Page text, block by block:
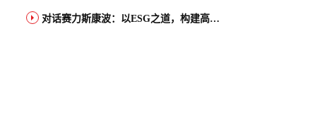
对话赛力斯康波：以ESG之道，构建高端智能汽车品牌全球竞争力